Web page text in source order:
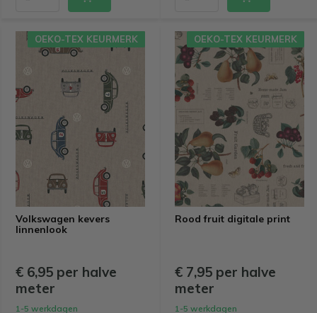
Volkswagen kevers
linnenlook
OEKO-TEX KEURMERK
€ 6,95 per halve
meter
1-5 werkdagen
Rood fruit digitale print
OEKO-TEX KEURMERK
€ 7,95 per halve
meter
1-5 werkdagen